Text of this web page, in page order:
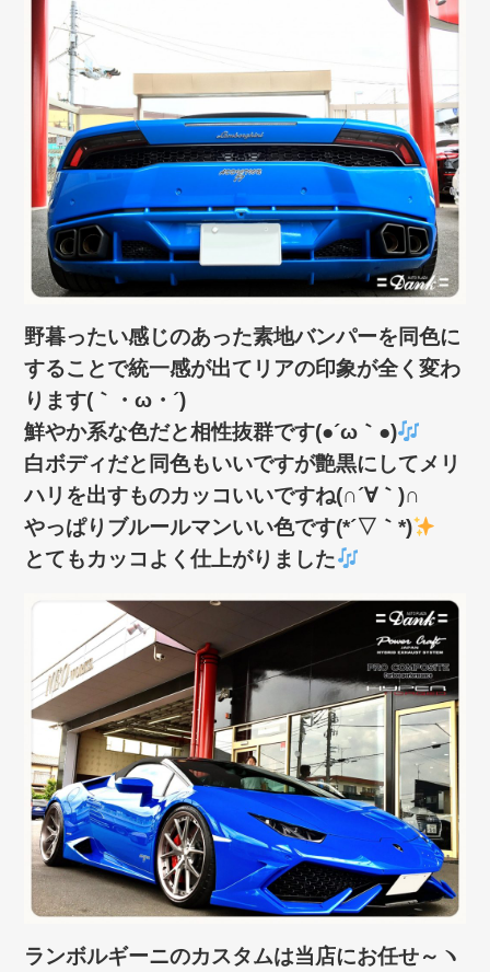
野暮ったい感じのあった素地バンパーを同色に
することで統一感が出てリアの印象が全く変わ
ります(｀・ω・´)ゞ
鮮やか系な色だと相性抜群です(●´ω｀●)
白ボディだと同色もいいですが艶黒にしてメリ
ハリを出すものカッコいいですね(∩´∀｀)∩
やっぱりブルールマンいい色です(*´▽｀*)
とてもカッコよく仕上がりました
ランボルギーニのカスタムは当店にお任せ～ヽ